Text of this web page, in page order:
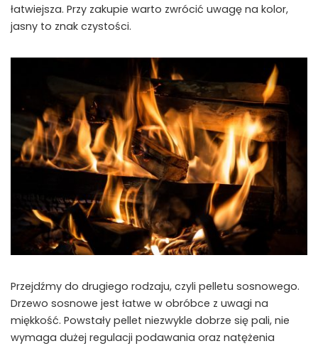
łatwiejsza. Przy zakupie warto zwrócić uwagę na kolor,
jasny to znak czystości.
Przejdźmy do drugiego rodzaju, czyli pelletu sosnowego.
Drzewo sosnowe jest łatwe w obróbce z uwagi na
miękkość. Powstały pellet niezwykle dobrze się pali, nie
wymaga dużej regulacji podawania oraz natężenia